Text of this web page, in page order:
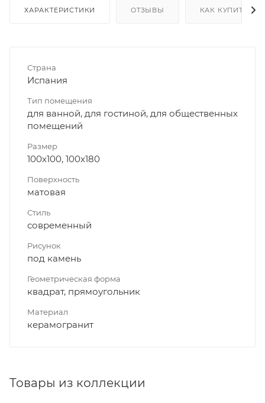
ХАРАКТЕРИСТИКИ ОТЗЫВЫ КАК КУПИТЬ
Страна
Испания
Тип помещения
для ванной, для гостиной, для общественных
помещений
Размер
100x100, 100x180
Поверхность
матовая
Стиль
современный
Рисунок
под камень
Геометрическая форма
квадрат, прямоугольник
Материал
керамогранит
Товары из коллекции